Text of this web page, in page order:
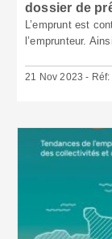
dossier de
L’emprunt est
l’emprunteur.
21 Nov 2023 - Réf: